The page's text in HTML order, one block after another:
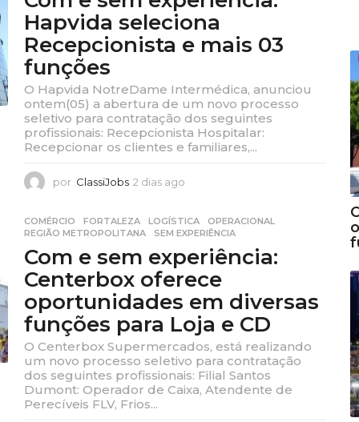
g
o
Hapvida seleciona
Recepcionista e mais 03
funções
O Hapvida NotreDame Intermédica, anunciou
ontem(05) a abertura de um novo processo
seletivo para contratação dos seguintes
profissionais: Recepcionista Hospitalar:
Recepcionar os clientes e familiares,...
por ClassiJobs 2 dias ago
a
a
g
o
COMÉRCIO ,FORTALEZA ,LOGÍSTICA ,OPERACIONAL
REGIÃO METROPOLITANA
,SEM EXPERIÊNCIA
Com e sem experiência:
Centerbox oferece
oportunidades em diversas
funções para Loja e CD
O Centerbox Supermercados, está realizando
um novo processo seletivo para contratação
dos seguintes profissionais: Filial Santos
Dumont: Operador de Caixa, Atendente de
Perecíveis FLV, Frios...